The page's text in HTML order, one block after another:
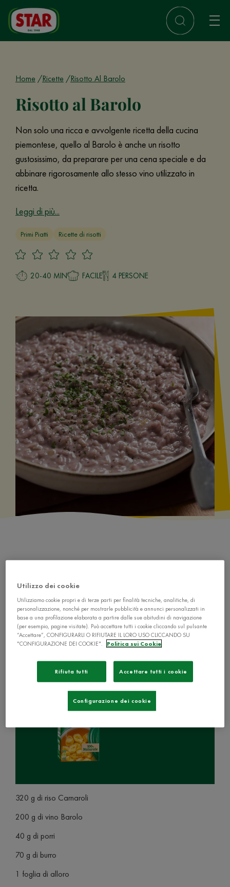
Home Ricette Risotto Al Barolo
Risotto al Barolo
Non solo una ricca e avvolgente ricetta della cucina
piemontese, quello al Barolo è anche un risotto
gustosissimo, da preparare per una cena speciale e da
abbinare rigorosamente allo stesso vino utilizzato in
ricetta.
Leggi di più...
Primi Piatti Ricette di risotti
20-40 MIN FACILE 4 PERSONE
Ingredienti
1 l de Il Mio Brodo Star - Carne di Manzo
320 g di riso Carnaroli
200 g di vino Barolo
40 g di porri
70 g di burro
1 foglia di alloro
Utilizzo dei cookie
Utilizziamo cookie propri e di terze parti per finalità tecniche, analitiche, di
personalizzazione, nonché per mostrarle pubblicità e annunci personalizzati in
base a una profilazione elaborata a partire dalle sue abitudini di navigazione
(per esempio, pagine visitate). Può accettare tutti i cookie cliccando sul pulsante
“Accettare”, CONFIGURARLI O RIFIUTARE IL LORO USO CLICCANDO SU
"CONFIGURAZIONE DEI COOKIE".
Politica sui Cookie
Rifiuta tutti Accettare tutti i cookie
Configurazione dei cookie